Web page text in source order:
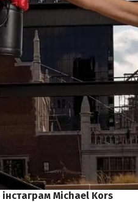
інстаграм Michael Kors